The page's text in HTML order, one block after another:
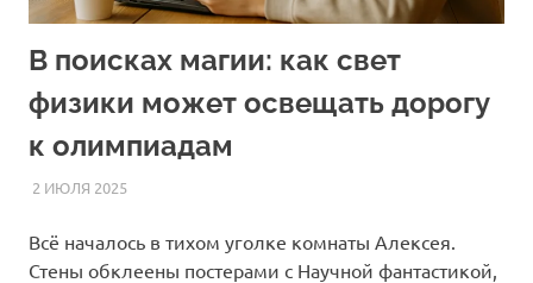
В поисках магии: как свет
физики может освещать дорогу
к олимпиадам
2 ИЮЛЯ 2025FOREIGNSCHOOL
СТАТЬИ
Всё началось в тихом уголке комнаты Алексея.
Стены обклеены постерами с Научной фантастикой,